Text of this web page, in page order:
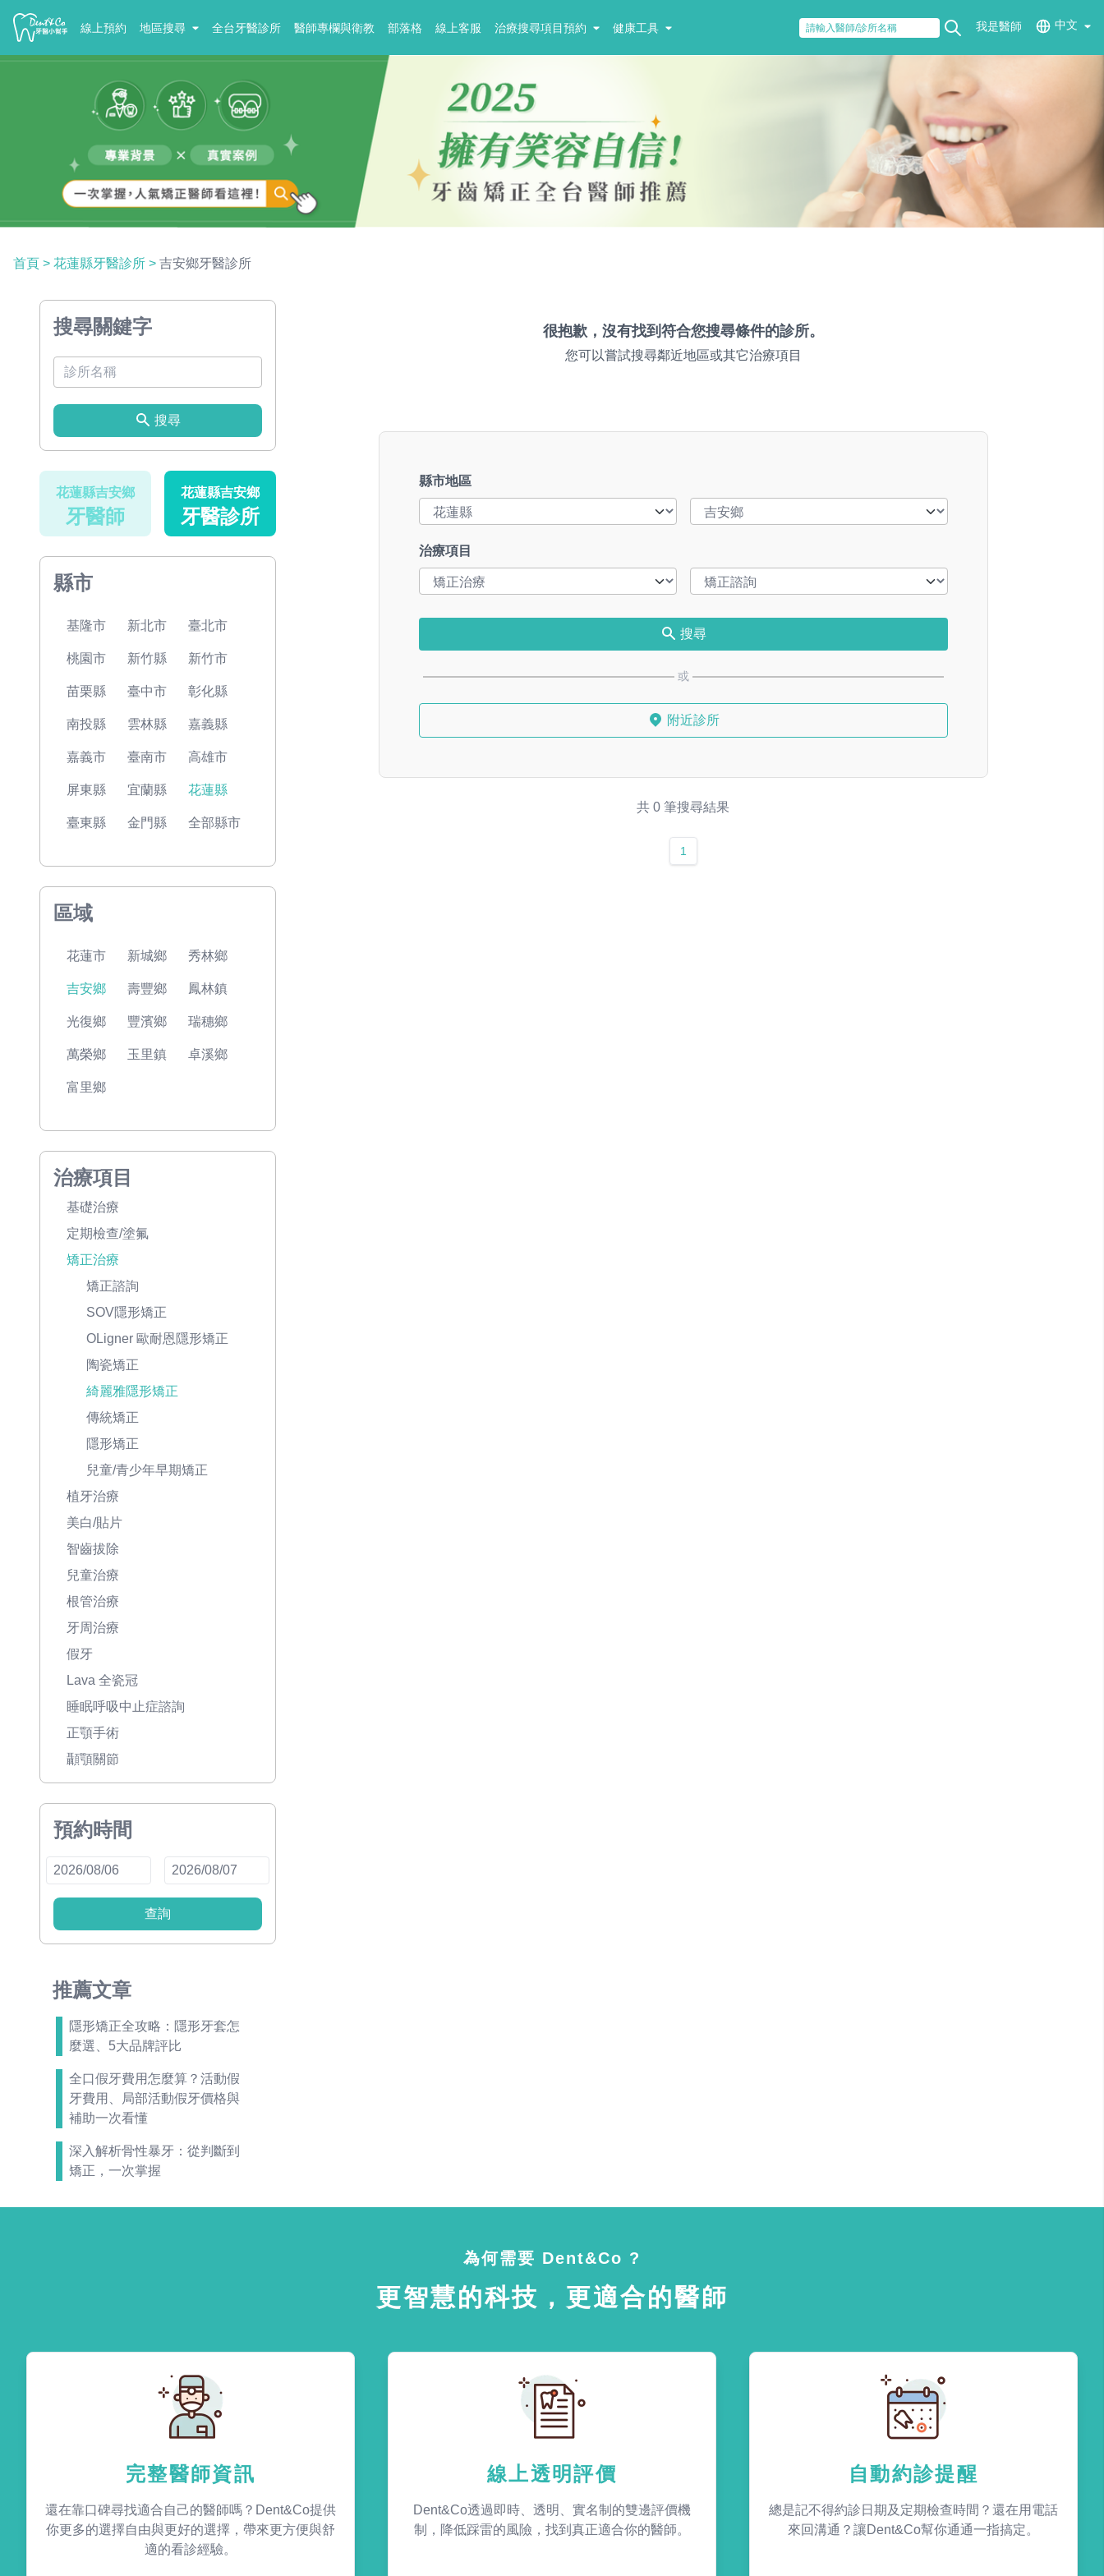
線上預約 地區搜尋 全台牙醫診所 醫師專欄與衛教 部落格 線上客服 治療搜尋項目預約 健康工具 我是醫師 中文
首頁 > 花蓮縣牙醫診所 > 吉安鄉牙醫診所
搜尋關鍵字
搜尋
花蓮縣吉安鄉
牙醫師
花蓮縣吉安鄉
牙醫診所
縣市
基隆市 新北市 臺北市
桃園市 新竹縣 新竹市
苗栗縣 臺中市 彰化縣
南投縣 雲林縣 嘉義縣
嘉義市 臺南市 高雄市
屏東縣 宜蘭縣 花蓮縣
臺東縣 金門縣 全部縣市
區域
花蓮市 新城鄉 秀林鄉
吉安鄉 壽豐鄉 鳳林鎮
光復鄉 豐濱鄉 瑞穗鄉
萬榮鄉 玉里鎮 卓溪鄉
富里鄉
治療項目
基礎治療
定期檢查/塗氟
矯正治療
矯正諮詢
SOV隱形矯正
OLigner 歐耐恩隱形矯正
陶瓷矯正
綺麗雅隱形矯正
傳統矯正
隱形矯正
兒童/青少年早期矯正
植牙治療
美白/貼片
智齒拔除
兒童治療
根管治療
牙周治療
假牙
Lava 全瓷冠
睡眠呼吸中止症諮詢
正顎手術
顳顎關節
預約時間
查詢
推薦文章
隱形矯正全攻略：隱形牙套怎
麼選、5大品牌評比
全口假牙費用怎麼算？活動假
牙費用、局部活動假牙價格與
補助一次看懂
深入解析骨性暴牙：從判斷到
矯正，一次掌握
很抱歉，沒有找到符合您搜尋條件的診所。
您可以嘗試搜尋鄰近地區或其它治療項目
縣市地區
治療項目
搜尋
或
附近診所
共 0 筆搜尋結果
1
為何需要 Dent&Co ?
更智慧的科技，更適合的醫師
完整醫師資訊
還在靠口碑尋找適合自己的醫師嗎？Dent&Co提供
你更多的選擇自由與更好的選擇，帶來更方便與舒
適的看診經驗。
線上透明評價
Dent&Co透過即時、透明、實名制的雙邊評價機
制，降低踩雷的風險，找到真正適合你的醫師。
自動約診提醒
總是記不得約診日期及定期檢查時間？還在用電話
來回溝通？讓Dent&Co幫你通通一指搞定。